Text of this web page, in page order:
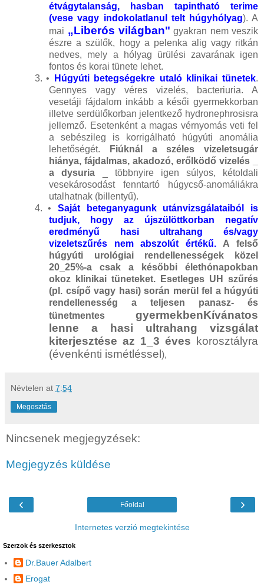
étvágytalanság, hasban tapintható terime
(vese vagy indokolatlanul telt húgyhólyag). A
mai „Liberós világban" gyakran nem veszik
észre a szülők, hogy a pelenka alig vagy ritkán
nedves, mely a hólyag ürülési zavarának igen
fontos és korai tünete lehet.
3. • Húgyúti betegségekre utaló klinikai tünetek.
Gennyes vagy véres vizelés, bacteriuria. A
vesetáji fájdalom inkább a késői gyermekkorban
illetve serdülőkorban jelentkező hydronephrosisra
jellemző. Esetenként a magas vérnyomás veti fel
a sebészileg is korrigálható húgyúti anomália
lehetőségét.
Fiúknál a széles vizeletsugár
hiánya, fájdalmas, akadozó, erőlködő vizelés _
a dysuria _ többnyire igen súlyos, kétoldali
vesekárosodást fenntartó húgycső-anomáliákra
utalhatnak (billentyű).
4. •
Saját beteganyagunk utánvizsgálataiból is
tudjuk, hogy az újszülöttkorban negatív
eredményű hasi ultrahang és/vagy
vizeletszűrés nem abszolút értékű.
A felső
húgyúti urológiai rendellenességek közel
20_25%-a csak a későbbi élethónapokban
okoz klinikai tüneteket. Esetleges UH szűrés
(pl. csípő vagy hasi) során merül fel a húgyúti
rendellenesség a teljesen panasz- és
tünetmentes gyermekbenKívánatos
lenne a hasi ultrahang vizsgálat
kiterjesztése az 1_3 éves
korosztályra
(évenkénti ismétléssel),
Névtelen at 7:54
Megosztás
Nincsenek megjegyzések:
Megjegyzés küldése
‹ ›
Főoldal
Internetes verzió megtekintése
Szerzok és szerkesztok
Dr.Bauer Adalbert
Erogat